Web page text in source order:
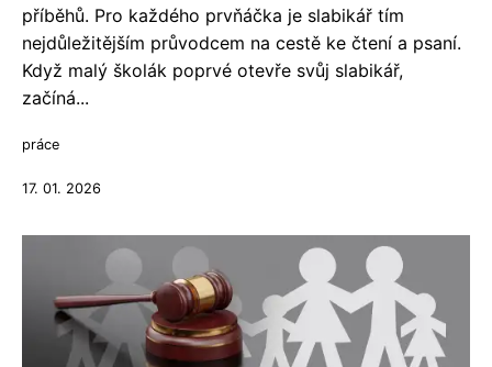
příběhů. Pro každého prvňáčka je slabikář tím
nejdůležitějším průvodcem na cestě ke čtení a psaní.
Když malý školák poprvé otevře svůj slabikář,
začíná...
práce
17. 01. 2026